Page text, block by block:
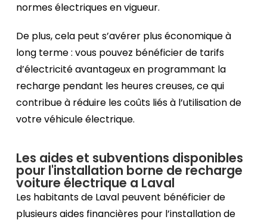
normes électriques en vigueur.
De plus, cela peut s’avérer plus économique à
long terme : vous pouvez bénéficier de tarifs
d’électricité avantageux en programmant la
recharge pendant les heures creuses, ce qui
contribue à réduire les coûts liés à l’utilisation de
votre véhicule électrique.
Les aides et subventions disponibles
pour l'installation borne de recharge
voiture électrique a Laval
Les habitants de Laval peuvent bénéficier de
plusieurs aides financières pour l’installation de